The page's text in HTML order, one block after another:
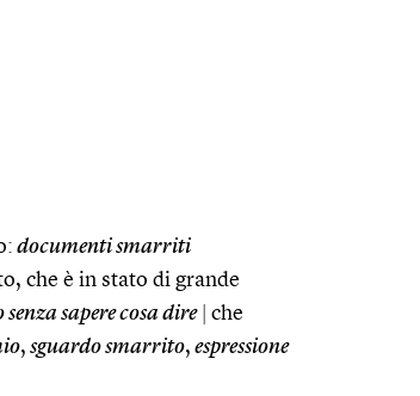
documenti smarriti
che è in stato di grande
sapere cosa dire
che
, sguardo smarrito, espressione